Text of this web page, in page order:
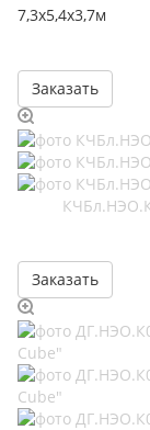
7,3х5,4х3,7м
Заказать
Заказать